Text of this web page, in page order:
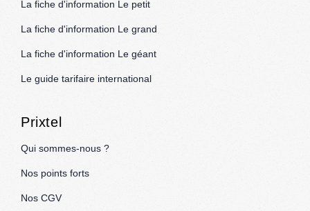
La fiche d'information Le petit
La fiche d'information Le grand
La fiche d'information Le géant
Le guide tarifaire international
Prixtel
Qui sommes-nous ?
Nos points forts
Nos CGV